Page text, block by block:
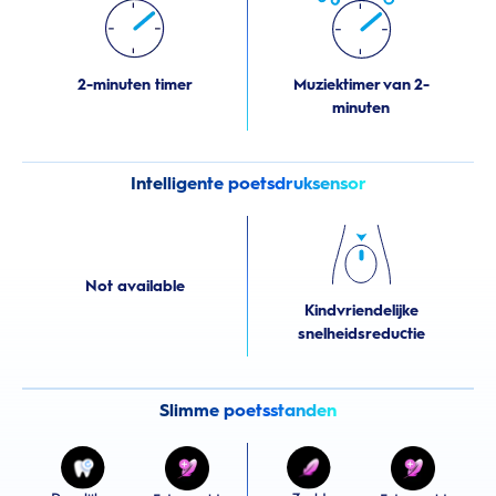
2-minuten timer
Muziektimer van 2-
minuten
Intelligente poetsdruksensor
Not available
Kindvriendelijke
snelheidsreductie
Slimme poetsstanden